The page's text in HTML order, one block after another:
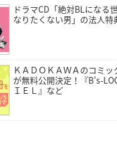
ドラマCD「絶対BLになる
なりたくない男」の法人特
ＫＡＤＯＫＡＷＡのコミ
が無料公開決定！『B’s-
ＩＥＬ』など